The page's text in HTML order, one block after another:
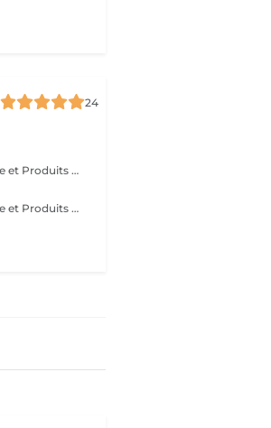
24
Diagnostique, Shampooing Traitant, Soin Spécifique et Produits Coiffants inclus
Diagnostique, Shampooing Traitant, Soin Spécifique et Produits Coiffants inclus